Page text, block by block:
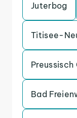
Juterbog
Titisee-
Bad